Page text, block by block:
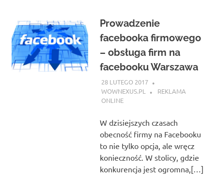
Prowadzenie
facebooka firmowego
– obsługa firm na
facebooku Warszawa
28 LUTEGO 2017
WOWNEXUS.PL
REKLAMA
ONLINE
W dzisiejszych czasach
obecność firmy na Facebooku
to nie tylko opcja, ale wręcz
konieczność. W stolicy, gdzie
konkurencja jest ogromna,[…]